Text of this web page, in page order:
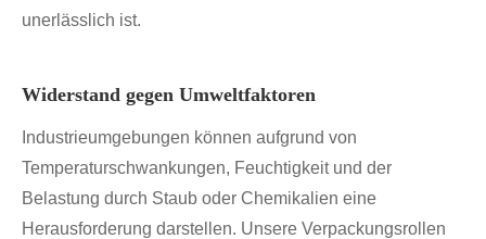
unerlässlich ist.
Widerstand gegen Umweltfaktoren
Industrieumgebungen können aufgrund von
Temperaturschwankungen, Feuchtigkeit und der
Belastung durch Staub oder Chemikalien eine
Herausforderung darstellen. Unsere Verpackungsrollen